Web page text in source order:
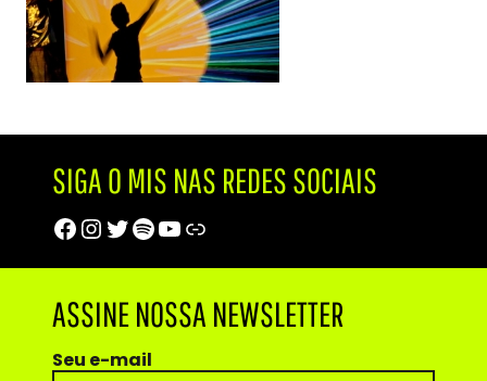
SIGA O MIS NAS REDES SOCIAIS
Facebook
Instagram
Twitter
Spotify
Youtube
Trip Advisor
ASSINE NOSSA NEWSLETTER
Seu e-mail